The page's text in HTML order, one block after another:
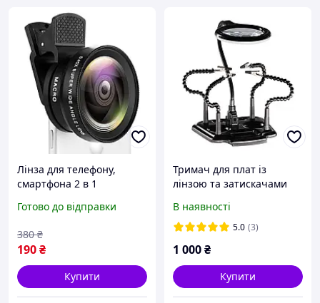
Лінза для телефону,
смартфона 2 в 1
об'єктив
Готово до відправки
190₴
380 ₴
Купити
Тримач для плат із
лінзою та затискачами
підсвіткою)
В наявності
5.0 (3)
1 000₴
Купити